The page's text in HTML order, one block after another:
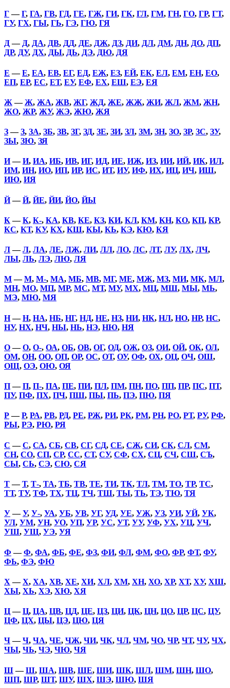
Г—Г, ГА, ГВ, ГД, ГЕ, ГЖ, ГИ, ГК, ГЛ, ГМ, ГН, ГО, ГР, ГТ,
ГУ, ГХ, ГЫ, ГЬ, ГЭ, ГЮ, ГЯ
Д— Д, ДА, ДВ, ДД, ДЕ, ДЖ, ДЗ, ДИ, ДЛ, ДМ, ДН, ДО, ДП,
ДР, ДУ, ДХ, ДЫ, ДЬ, ДЭ, ДЮ, ДЯ
Е —Е, ЕА, ЕВ, ЕГ, ЕД, ЕЖ, ЕЗ, ЕЙ, ЕК, ЕЛ, ЕМ, ЕН, ЕО,
ЕП, ЕР, ЕС, ЕТ, ЕУ, ЕФ, ЕХ, ЕШ, ЕЭ, ЕЯ
Ж —Ж, ЖА, ЖВ, ЖГ, ЖД, ЖЕ, ЖЖ, ЖИ, ЖЛ, ЖМ, ЖН,
ЖО, ЖР, ЖУ, ЖЭ, ЖЮ, ЖЯ
З—З, ЗА, ЗБ, ЗВ, ЗГ, ЗД, ЗЕ, ЗИ, ЗЛ, ЗМ, ЗН, ЗО, ЗР, ЗС, ЗУ,
ЗЫ, ЗЮ, ЗЯ
И—И, ИА, ИБ, ИВ, ИГ, ИД, ИЕ, ИЖ, ИЗ, ИИ, ИЙ, ИК, ИЛ,
ИМ, ИН, ИО, ИП, ИР, ИС, ИТ, ИУ, ИФ, ИХ, ИЦ, ИЧ, ИШ,
ИЮ, ИЯ
Й—Й, ЙЕ, ЙИ, ЙО, ЙЫ
К—К, К-, КА, КВ, КЕ, КЗ, КИ, КЛ, КМ, КН, КО, КП, КР,
КС, КТ, КУ, КХ, КШ, КЫ, КЬ, КЭ, КЮ, КЯ
Л—Л, ЛА, ЛЕ, ЛЖ, ЛИ, ЛЛ, ЛО, ЛС, ЛТ, ЛУ, ЛХ, ЛЧ,
ЛЫ, ЛЬ, ЛЭ, ЛЮ, ЛЯ
М—М, М-, МА, МБ, МВ, МГ, МЕ, МЖ, МЗ, МИ, МК, МЛ,
МН, МО, МП, МР, МС, МТ, МУ, МХ, МЦ, МШ, МЫ, МЬ,
МЭ, МЮ, МЯ
Н—Н, НА, НБ, НГ, НД, НЕ, НЗ, НИ, НК, НЛ, НО, НР, НС,
НУ, НХ, НЧ, НЫ, НЬ, НЭ, НЮ, НЯ
О—О, О-, ОА, ОБ, ОВ, ОГ, ОД, ОЖ, ОЗ, ОИ, ОЙ, ОК, ОЛ,
ОМ, ОН, ОО, ОП, ОР, ОС, ОТ, ОУ, ОФ, ОХ, ОЦ, ОЧ, ОШ,
ОЩ, ОЭ, ОЮ, ОЯ
П—П, П-, ПА, ПЕ, ПИ, ПЛ, ПМ, ПН, ПО, ПП, ПР, ПС, ПТ,
ПУ, ПФ, ПХ, ПЧ, ПШ, ПЫ, ПЬ, ПЭ, ПЮ, ПЯ
Р—Р, РА, РВ, РД, РЕ, РЖ, РИ, РК, РМ, РН, РО, РТ, РУ, РФ,
РЫ, РЭ, РЮ, РЯ
С —С, СА, СБ, СВ, СГ, СД, СЕ, СЖ, СИ, СК, СЛ, СМ,
СН, СО, СП, СР, СС, СТ, СУ, СФ, СХ, СЦ, СЧ, СШ, СЪ,
СЫ, СЬ, СЭ, СЮ, СЯ
Т—Т, Т-, ТА, ТБ, ТВ, ТЕ, ТИ, ТК, ТЛ, ТМ, ТО, ТР, ТС,
ТТ, ТУ, ТФ, ТХ, ТЦ, ТЧ, ТШ, ТЫ, ТЬ, ТЭ, ТЮ, ТЯ
У—У, У-, УА, УБ, УВ, УГ, УД, УЕ, УЖ, УЗ, УИ, УЙ, УК,
УЛ, УМ, УН, УО, УП, УР, УС, УТ, УУ, УФ, УХ, УЦ, УЧ,
УШ, УЩ, УЭ, УЯ
Ф —Ф, ФА, ФБ, ФЕ, ФЗ, ФИ, ФЛ, ФМ, ФО, ФР, ФТ, ФУ,
ФЬ, ФЭ, ФЮ
Х —Х, ХА, ХВ, ХЕ, ХИ, ХЛ, ХМ, ХН, ХО, ХР, ХТ, ХУ, ХШ,
ХЫ, ХЬ, ХЭ, ХЮ, ХЯ
Ц—Ц, ЦА, ЦВ, ЦД, ЦЕ, ЦЗ, ЦИ, ЦК, ЦН, ЦО, ЦР, ЦС, ЦУ,
ЦФ, ЦХ, ЦЫ, ЦЭ, ЦЮ, ЦЯ
Ч—Ч, ЧА, ЧЕ, ЧЖ, ЧИ, ЧК, ЧЛ, ЧМ, ЧО, ЧР, ЧТ, ЧУ, ЧХ,
ЧЫ, ЧЬ, ЧЭ, ЧЮ, ЧЯ
Ш—Ш, ША, ШВ, ШЕ, ШИ, ШК, ШЛ, ШМ, ШН, ШО,
ШП, ШР, ШТ, ШУ, ШХ, ШЭ, ШЮ, ШЯ